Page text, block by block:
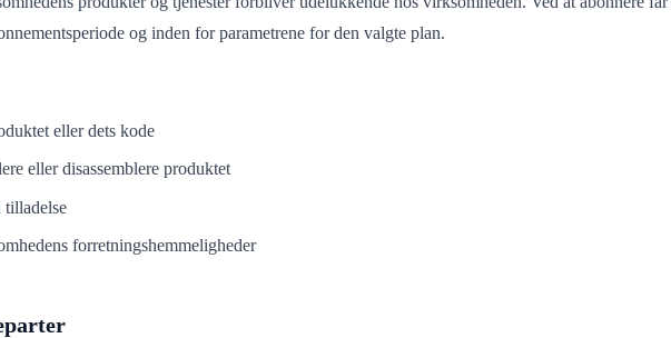
og inden for parametrene for den valgte plan.
eller dets kode
eller disassemblere produktet
tilladelse
forretningshemmeligheder